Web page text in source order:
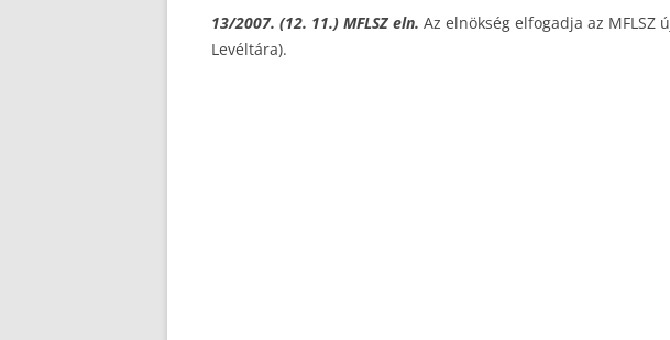
13/2007. (12. 11.) MFLSZ eln. Az elnökség elfogadja az
Levéltára).